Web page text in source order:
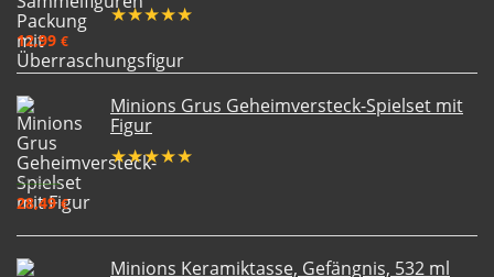
★★★★★
12,99 €
Minions Grus Geheimversteck-Spielset mit
Figur
★★★★★
31,51€
28,49€
Minions Keramiktasse, Gefängnis, 532 ml